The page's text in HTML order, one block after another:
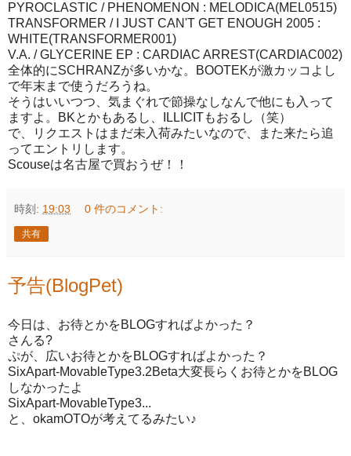
PYROCLASTIC / PHENOMENON : MELODICA(MEL0515)
TRANSFORMER / I JUST CAN'T GET ENOUGH 2005 :
WHITE(TRANSFORMER001)
V.A. / GLYCERINE EP : CARDIAC ARREST(CARDIAC002)
全体的にSCHRANZが多いかな。BOOTEKが激カッコよし
で年末まで使うだろうね。
そうはいいつつ、気まぐれで節操なしなんで他にも入って
ますよ。BKとかもあるし、ILLICITもおるし（笑）
で、リクエストはまだ未入荷みたいなので、また来たら追
ってエントリします。
Scouseは名古屋で買おうぜ！！
時刻: 19:03 0 件のコメント:
共有
予告(BlogPet)
今日は、お待とかをBLOGすればよかった？
さんる?
ぷが、広いお待とかをBLOGすればよかった？
SixApart-MovableType3.2Beta大変長らくお待とかをBLOG
しなかったよ
SixApart-MovableType3...
と、okamOTOが考えてるみたい♪